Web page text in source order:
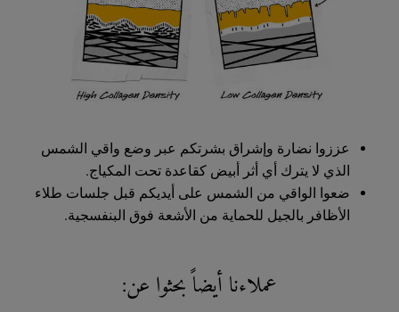
عززوا نضارة وإشراق بشرتكم عبر وضع واقي الشمس
الذي لا يترك أي أثر أبيض كقاعدة تحت المكياج.
ضعوا الواقي من الشمس على أيديكم قبل جلسات طلاء
الأظافر بالجيل للحماية من الأشعة فوق البنفسجية.
عملاءنا أيضاً بحثوا عن: